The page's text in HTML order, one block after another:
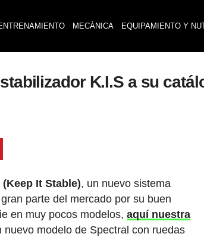
MECÁNICA EQUIPAMIENTO Y
K.I.S a su
(Keep It Stable), un nuevo sistema
parte del mercado por su buen
en muy pocos modelos,aquí nuestra
modelo de Spectral con ruedas